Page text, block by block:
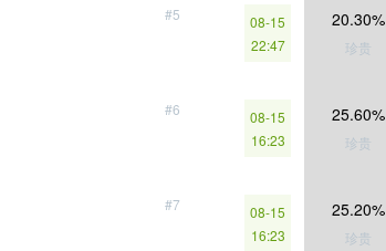
#5
08-15
22:47
20.30%
珍贵
#6
08-15
16:23
25.60%
珍贵
#7
08-15
16:23
25.20%
珍贵